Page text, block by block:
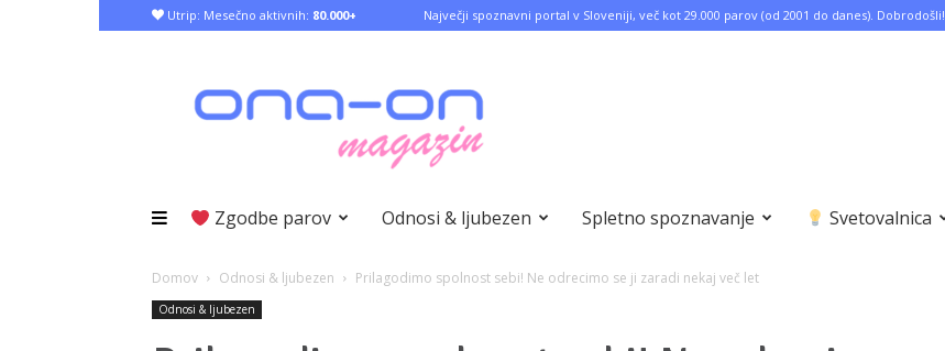
Utrip: Mesečno aktivnih: 80.000+ Največji spoznavni portal v Sloveniji, več kot 29.000 parov (od 2001 do danes). Dobrodošli!
Zgodbe parov Odnosi & ljubezen Spletno spoznavanje Svetovalnica
Domov Odnosi & ljubezen Prilagodimo spolnost sebi! Ne odrecimo se ji zaradi nekaj več let
Odnosi & ljubezen